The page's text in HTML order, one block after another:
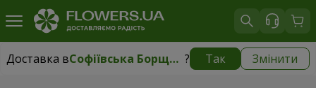
Доставка в Софіївська Борщагівка ? Так Змінити
Доставка вСофіївська Борщагівка |безкоштовно